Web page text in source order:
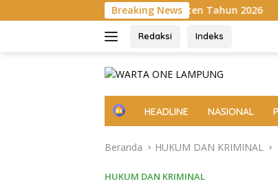
ke
Breaking News
XXI/Radin Inten Tahun 2026 Selisih Paham,
Redaksi Indeks
H
e
HEADLINE NASIONAL
Beranda HUKUM DAN KRIMINAL
HUKUM DAN KRIMINAL